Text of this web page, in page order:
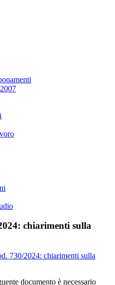
chiarimenti sulla
730/2024: chiarimenti sulla
documento è necessario